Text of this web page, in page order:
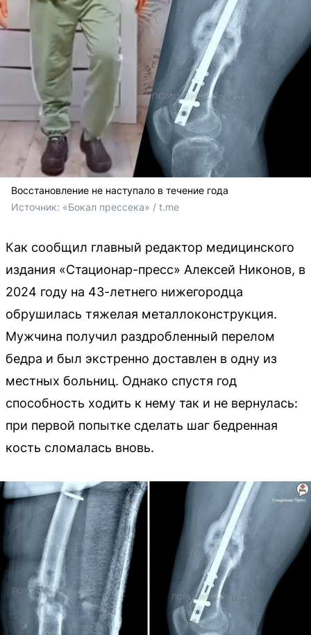
Восстановление не наступало в течение года
Источник: «Бокал прессека» / t.me
Как сообщил главный редактор медицинского
издания «Стационар-пресс» Алексей Никонов, в
2024 году на 43-летнего нижегородца
обрушилась тяжелая металлоконструкция.
Мужчина получил раздробленный перелом
бедра и был экстренно доставлен в одну из
местных больниц. Однако спустя год
способность ходить к нему так и не вернулась:
при первой попытке сделать шаг бедренная
кость сломалась вновь.